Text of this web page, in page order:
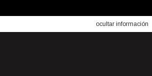
ocultar información